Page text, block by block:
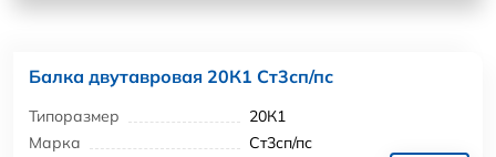
Балка двутавровая 20К1 Ст3сп/пс
Типоразмер
20К1
Марка
Ст3сп/пс